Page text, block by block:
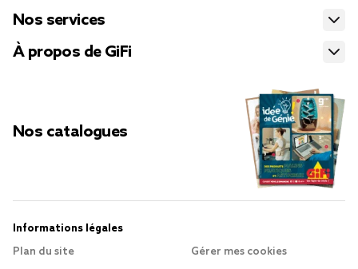
Nos services
À propos de GiFi
Nos catalogues
Informations légales
Plan du site
Gérer mes cookies